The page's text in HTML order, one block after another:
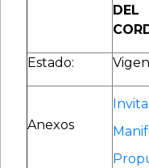
Estado:
Anexos